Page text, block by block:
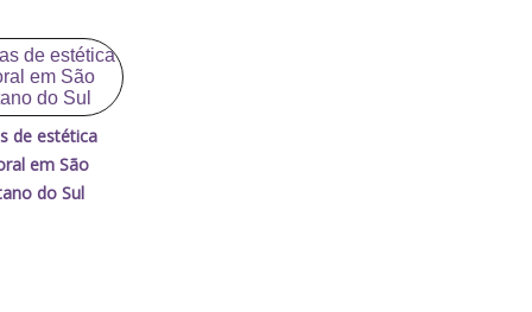
de estética
em São
do Sul